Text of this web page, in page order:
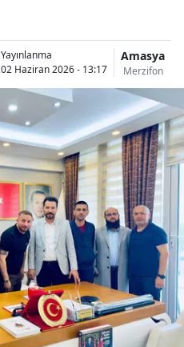
Yayınlanma
02 Haziran 2026 - 13:17
Amasya
Merzifon